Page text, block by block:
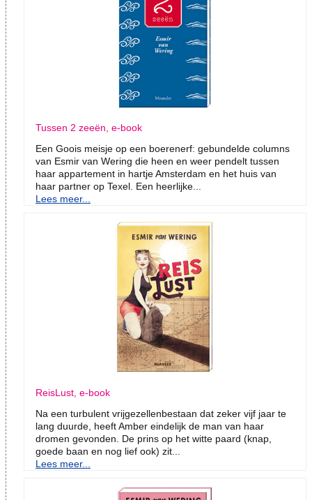
Tussen 2 zeeën, e-book
Een Goois meisje op een boerenerf: gebundelde columns
van Esmir van Wering die heen en weer pendelt tussen
haar appartement in hartje Amsterdam en het huis van
haar partner op Texel. Een heerlijke...
Lees meer...
ReisLust, e-book
Na een turbulent vrijgezellenbestaan dat zeker vijf jaar te
lang duurde, heeft Amber eindelijk de man van haar
dromen gevonden. De prins op het witte paard (knap,
goede baan en nog lief ook) zit...
Lees meer...